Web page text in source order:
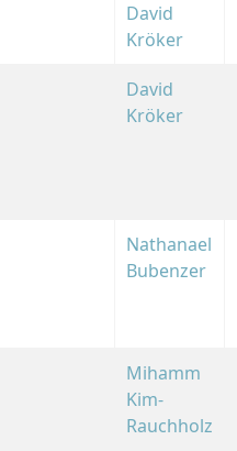
David
Kröker
David
Kröker
Nathanael
Bubenzer
Mihamm
Kim-
Rauchholz